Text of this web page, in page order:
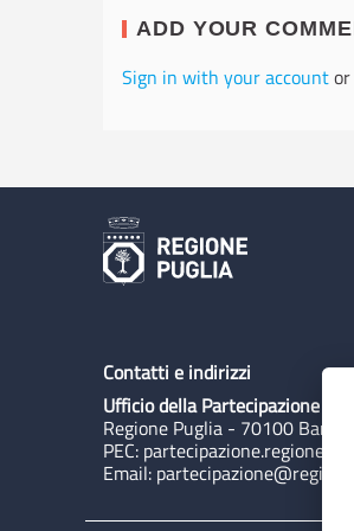
ADD YOUR
Sign in with your accountor
Contatti e indirizzi
Ufficio della Partecipazione
Regione Puglia - 70100 Bari,
PEC:
Email: